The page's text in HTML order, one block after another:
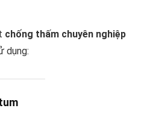
chống thấm chuyên nghiệp
dụng: